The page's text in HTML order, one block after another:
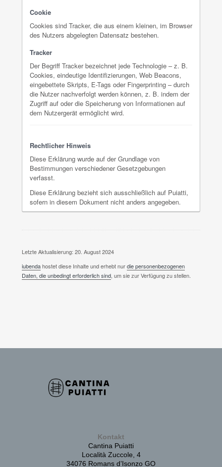
Cookie
Cookies sind Tracker, die aus einem kleinen, im Browser
des Nutzers abgelegten Datensatz bestehen.
Tracker
Der Begriff Tracker bezeichnet jede Technologie – z. B.
Cookies, eindeutige Identifizierungen, Web Beacons,
eingebettete Skripts, E-Tags oder Fingerprinting – durch
die Nutzer nachverfolgt werden können, z. B. indem der
Zugriff auf oder die Speicherung von Informationen auf
dem Nutzergerät ermöglicht wird.
Rechtlicher Hinweis
Diese Erklärung wurde auf der Grundlage von
Bestimmungen verschiedener Gesetzgebungen
verfasst.
Diese Erklärung bezieht sich ausschließlich auf Puiatti,
sofern in diesem Dokument nicht anders angegeben.
Letzte Aktualisierung: 20. August 2024
iubendahostet diese Inhalte und erhebt nurdie personenbezogenen
Daten, die unbedingt erforderlich sind , um sie zur Verfügung zu stellen.
Kontakt
Cantina Puiatti
Località Zuccole, 4
34076 Romans d’Isonzo GO